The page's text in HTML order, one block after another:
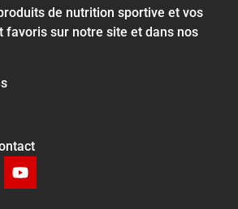
de nutrition sportive et vos
favoris sur notre site et dans nos